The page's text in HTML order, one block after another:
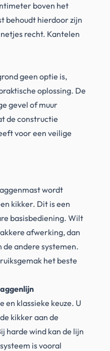
boven het
behoudt hierdoor zijn
recht. Kantelen
geen optie is,
oplossing. De
gevel of muur
de constructie
voor een veilige
wordt
kikker. Dit is een
basisbediening. Wilt
afwerking, dan
de andere systemen.
het beste
en klassieke keuze. U
kikker aan de
harde wind kan de lijn
is vooral